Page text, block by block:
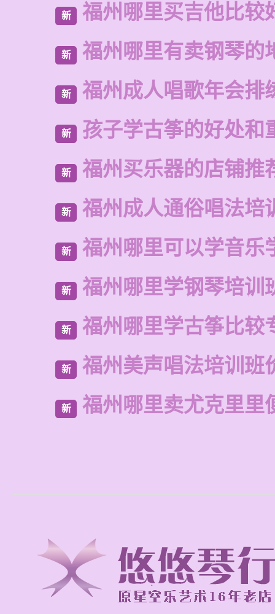
新 福州哪里买吉他比较
新 福州哪里有卖钢琴的
新 福州成人唱歌年会排
新 孩子学古筝的好处和
新 福州买乐器的店铺推
新 福州成人通俗唱法培
新 福州哪里可以学音乐
新 福州哪里学钢琴培训
新 福州哪里学古筝比较
新 福州美声唱法培训班
新 福州哪里卖尤克里里